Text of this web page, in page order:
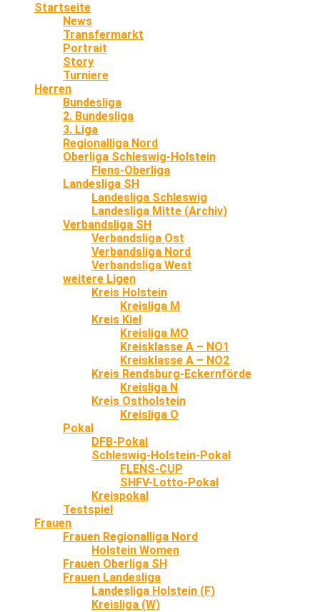
Startseite
News
Transfermarkt
Portrait
Story
Turniere
Herren
Bundesliga
2. Bundesliga
3. Liga
Regionalliga Nord
Oberliga Schleswig-Holstein
Flens-Oberliga
Landesliga SH
Landesliga Schleswig
Landesliga Mitte (Archiv)
Verbandsliga SH
Verbandsliga Ost
Verbandsliga Nord
Verbandsliga West
weitere Ligen
Kreis Holstein
Kreisliga M
Kreis Kiel
Kreisliga MO
Kreisklasse A – NO1
Kreisklasse A – NO2
Kreis Rendsburg-Eckernförde
Kreisliga N
Kreis Ostholstein
Kreisliga O
Pokal
DFB-Pokal
Schleswig-Holstein-Pokal
FLENS-CUP
SHFV-Lotto-Pokal
Kreispokal
Testspiel
Frauen
Frauen Regionalliga Nord
Holstein Women
Frauen Oberliga SH
Frauen Landesliga
Landesliga Holstein (F)
Kreisliga (W)